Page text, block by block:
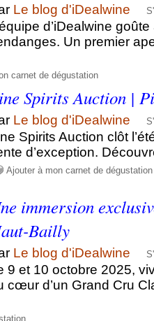
Le blog d'iDealwine
d’iDealwine
Un premier
carnet de dégustation
Spirits Auction |
Le blog d'iDealwine
Spirits Auction clôt
d’exception.
Ajouter à mon carnet de dégustation
immersion
Bailly
Le blog d'iDealwine
9 et 10 octobre 2025,
cœur d’un Grand Cru